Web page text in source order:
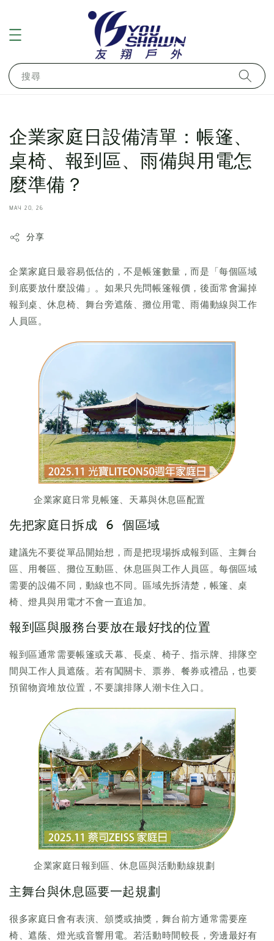
搜尋
企業家庭日設備清單：帳篷、
桌椅、報到區、雨備與用電怎
麼準備？
MAY 20, 26
分享
企業家庭日最容易低估的，不是帳篷數量，而是「每個區域
到底要放什麼設備」。如果只先問帳篷報價，後面常會漏掉
報到桌、休息椅、舞台旁遮蔭、攤位用電、雨備動線與工作
人員區。
企業家庭日常見帳篷、天幕與休息區配置
先把家庭日拆成 6 個區域
建議先不要從單品開始想，而是把現場拆成報到區、主舞台
區、用餐區、攤位互動區、休息區與工作人員區。每個區域
需要的設備不同，動線也不同。區域先拆清楚，帳篷、桌
椅、燈具與用電才不會一直追加。
報到區與服務台要放在最好找的位置
報到區通常需要帳篷或天幕、長桌、椅子、指示牌、排隊空
間與工作人員遮蔭。若有闖關卡、票券、餐券或禮品，也要
預留物資堆放位置，不要讓排隊人潮卡住入口。
企業家庭日報到區、休息區與活動動線規劃
主舞台與休息區要一起規劃
很多家庭日會有表演、頒獎或抽獎，舞台前方通常需要座
椅、遮蔭、燈光或音響用電。若活動時間較長，旁邊最好有